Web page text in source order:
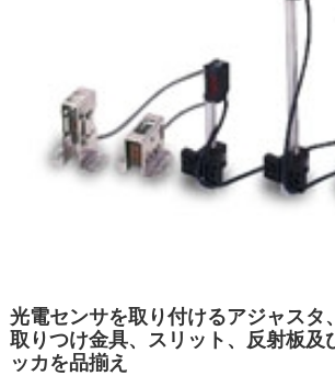
光電センサを取り付けるアジャスタ
取りつけ金具、スリット、反射板及
ッカを品揃え